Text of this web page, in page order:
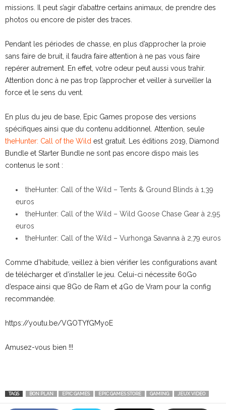
missions. Il peut s’agir d’abattre certains animaux, de prendre des
photos ou encore de pister des traces.
Pendant les périodes de chasse, en plus d’approcher la proie
sans faire de bruit, il faudra faire attention à ne pas vous faire
repérer autrement. En effet, votre odeur peut aussi vous trahir.
Attention donc à ne pas trop l’approcher et veiller à surveiller la
force et le sens du vent.
En plus du jeu de base, Epic Games propose des versions
spécifiques ainsi que du contenu additionnel. Attention, seule
theHunter: Call of the Wild est gratuit. Les éditions 2019, Diamond
Bundle et Starter Bundle ne sont pas encore dispo mais les
contenus le sont :
theHunter: Call of the Wild – Tents & Ground Blinds à 1,39
euros
theHunter: Call of the Wild – Wild Goose Chase Gear à 2,95
euros
theHunter: Call of the Wild – Vurhonga Savanna à 2,79 euros
Comme d’habitude, veillez à bien vérifier les configurations avant
de télécharger et d’installer le jeu. Celui-ci nécessite 60Go
d’espace ainsi que 8Go de Ram et 4Go de Vram pour la config
recommandée.
https://youtu.be/VGOTYfGMyoE
Amusez-vous bien !!!
TAGS BON PLAN EPIC GAMES EPIC GAMES STORE GAMING JEUX VIDEO